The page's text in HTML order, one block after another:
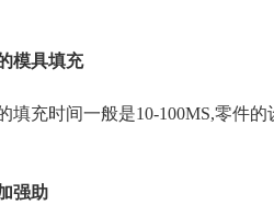
模具填充
填充时间一般是10-100MS,零件
强助